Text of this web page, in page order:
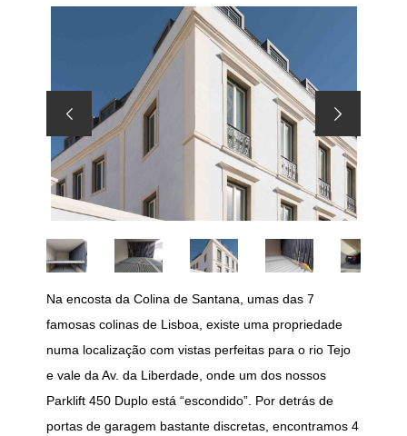
Na encosta da Colina de Santana, umas das 7
famosas colinas de Lisboa, existe uma propriedade
numa localização com vistas perfeitas para o rio Tejo
e vale da Av. da Liberdade, onde um dos nossos
Parklift 450 Duplo está “escondido”. Por detrás de
portas de garagem bastante discretas, encontramos 4